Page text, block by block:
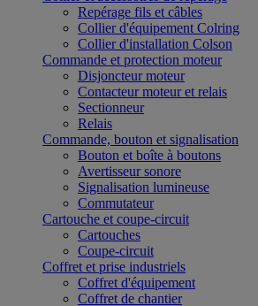
Repérage fils et câbles
Collier d'équipement Colring
Collier d'installation Colson
Commande et protection moteur
Disjoncteur moteur
Contacteur moteur et relais
Sectionneur
Relais
Commande, bouton et signalisation
Bouton et boîte à boutons
Avertisseur sonore
Signalisation lumineuse
Commutateur
Cartouche et coupe-circuit
Cartouches
Coupe-circuit
Coffret et prise industriels
Coffret d'équipement
Coffret de chantier